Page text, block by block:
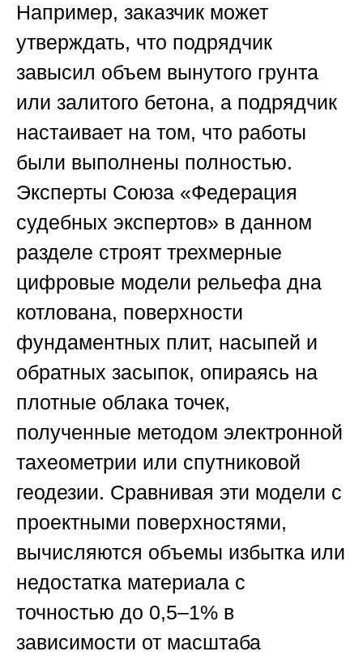
Например, заказчик может
утверждать, что подрядчик
завысил объем вынутого грунта
или залитого бетона, а подрядчик
настаивает на том, что работы
были выполнены полностью.
Эксперты Союза «Федерация
судебных экспертов» в данном
разделе строят трехмерные
цифровые модели рельефа дна
котлована, поверхности
фундаментных плит, насыпей и
обратных засыпок, опираясь на
плотные облака точек,
полученные методом электронной
тахеометрии или спутниковой
геодезии. Сравнивая эти модели с
проектными поверхностями,
вычисляются объемы избытка или
недостатка материала с
точностью до 0,5–1% в
зависимости от масштаба